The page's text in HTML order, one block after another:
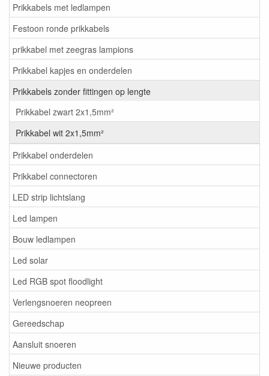
Prikkabels met ledlampen
Festoon ronde prikkabels
prikkabel met zeegras lampions
Prikkabel kapjes en onderdelen
Prikkabels zonder fittingen op lengte
Prikkabel zwart 2x1,5mm²
Prikkabel wit 2x1,5mm²
Prikkabel onderdelen
Prikkabel connectoren
LED strip lichtslang
Led lampen
Bouw ledlampen
Led solar
Led RGB spot floodlight
Verlengsnoeren neopreen
Gereedschap
Aansluit snoeren
Nieuwe producten